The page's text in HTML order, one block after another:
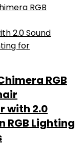
RGB
with 2.0
RGB Lighting